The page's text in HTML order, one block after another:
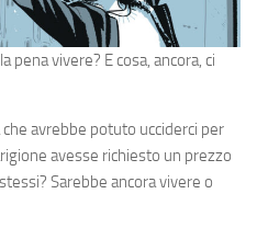
pena vivere? E cosa, ancora, ci
avrebbe potuto ucciderci per
avesse richiesto un prezzo
Sarebbe ancora vivere o